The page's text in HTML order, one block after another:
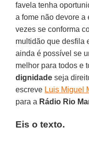
favela tenha
a fome não devore a
vezes se conforma
multidão que desfila
ainda é possível se
melhor para todos e
dignidade seja
escreve Luis Miguel
para a Rádio Rio
Eis o texto.